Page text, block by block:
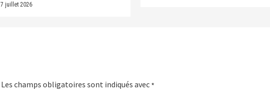
7 juillet 2026
Les champs obligatoires sont indiqués avec *